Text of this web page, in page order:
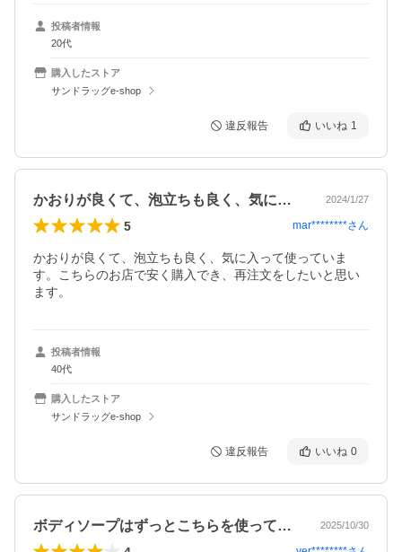
投稿者情報
20代
購入したストア
サンドラッグe-shop
違反報告 いいね 1
かおりが良くて、泡立ちも良く、気に入っ… 2024/1/27
5 mar********さん
かおりが良くて、泡立ちも良く、気に入って使っていま
す。こちらのお店で安く購入でき、再注文をしたいと思い
ます。
投稿者情報
40代
購入したストア
サンドラッグe-shop
違反報告 いいね 0
ボディソープはずっとこちらを使っていま… 2025/10/30